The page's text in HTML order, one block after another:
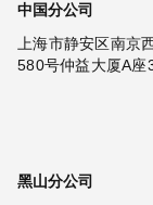
中国分公司
上海市静安区南
580号仲益大厦A座
黑山分公司